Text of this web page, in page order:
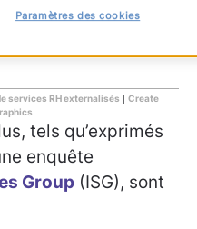
services RH externalisés | Create
tels qu’exprimés
enquête
Group (ISG), sont
Paramètres des cookies